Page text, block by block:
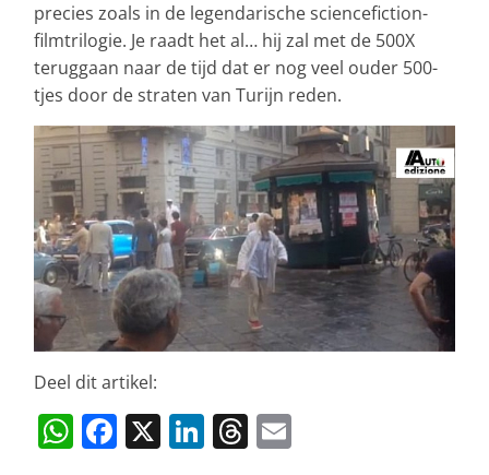
precies zoals in de legendarische sciencefiction-
filmtrilogie. Je raadt het al… hij zal met de 500X
teruggaan naar de tijd dat er nog veel ouder 500-
tjes door de straten van Turijn reden.
Deel dit artikel:
W F X Li T